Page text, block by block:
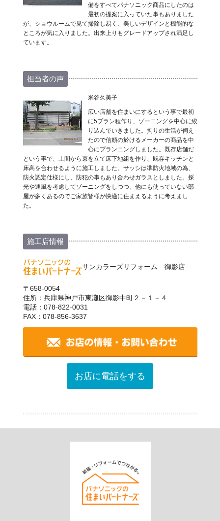
備をすべてパナソニック商品にしたのは
最初の提案に入っていた事もありました
が、ショウルームで見て掃除し易く、美しいデザインと機能的な
ところが気に入りました。出来上りもグレードアップされ満足し
ています。
担当者の声
米谷久美子
広い店舗を住まいにするという事で最初
に5プラン程作り、ゾーニングを中心に絞
り込んでいきました。拘りの生活が伺え
たので信頼の於けるメーカーの商品を中
心にプランニングしました。既存店舗だ
という事で、土間から束を立て床下地組を作り、既存キッチンと
床高を合わせるように施工しました。サッシは準防火地域の為、
防火認定仕様にし、防犯の事もあり合わせガラスとしました。採
光や通風を考慮してゾーニングをしつつ、他にも使っていない部
屋が多くあるのでご家族皆様が快適に住まえるように考えまし
た。
施工店情報
サンカラーズリフォーム 御影店
〒658-0054
住所：兵庫県神戸市東灘区御影中町２－１－４
電話：078-822-0031
FAX：078-856-3637
お店に電話をする